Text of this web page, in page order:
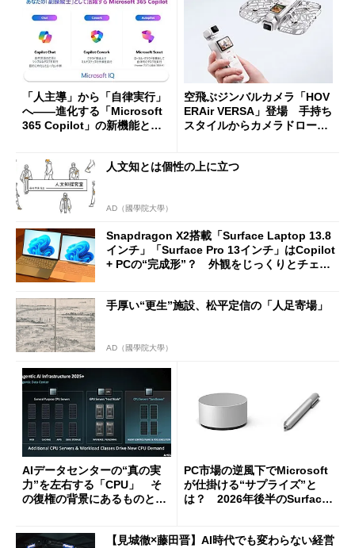
「人主導」から「自律実行」
へ――進化する「Microsoft
365 Copilot」の新機能とエ
空飛ぶジンバルカメラ「HOV
ERAir VERSA」登場 手持ち
スタイルからカメラドローン
人文知とは個性の上に立つ
AD（國學院大學）
Snapdragon X2搭載「Surface Laptop 13.8
インチ」「Surface Pro 13インチ」はCopilot
+ PCの“完成形”？ 外観をじっくりとチェッ
手厚い“更生”施設、松平定信の「人足寄場」
AD（國學院大學）
AIデータセンターの“真の実
力”を左右する「CPU」 そ
の復権の背景にあるものと
PC市場の逆風下でMicrosoft
が仕掛ける“サプライズ”と
は？ 2026年後半のSurface
【見城徹×藤田晋】AI時代でも変わらない経営